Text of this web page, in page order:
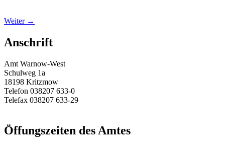
Weiter →
Anschrift
Amt Warnow-West
Schulweg 1a
18198 Kritzmow
Telefon 038207 633-0
Telefax 038207 633-29
Öffungszeiten des Amtes